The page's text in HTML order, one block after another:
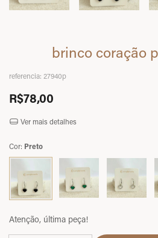
brinco coração
referencia: 27940p
R$78,00
Ver mais detalhes
Cor: Preto
Atenção, última peça!